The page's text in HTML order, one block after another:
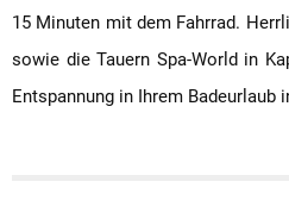
15 Minuten mit dem Fahrrad.
sowie die Tauern Spa-World in
Entspannung in Ihrem Badeurlaub